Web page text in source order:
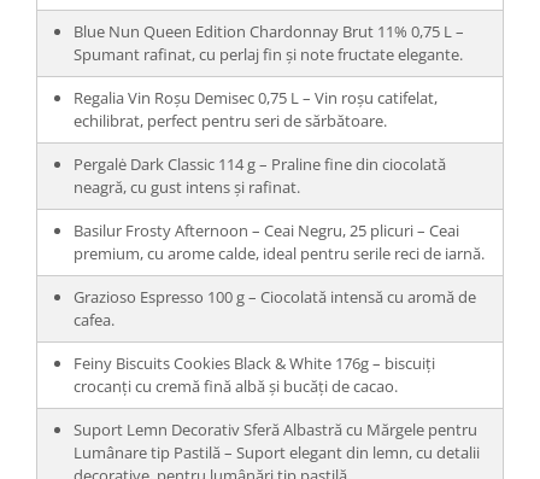
Blue Nun Queen Edition Chardonnay Brut 11% 0,75 L –
Spumant rafinat, cu perlaj fin și note fructate elegante.
Regalia Vin Roșu Demisec 0,75 L – Vin roșu catifelat,
echilibrat, perfect pentru seri de sărbătoare.
Pergalė Dark Classic 114 g – Praline fine din ciocolată
neagră, cu gust intens și rafinat.
Basilur Frosty Afternoon – Ceai Negru, 25 plicuri – Ceai
premium, cu arome calde, ideal pentru serile reci de iarnă.
Grazioso Espresso 100 g – Ciocolată intensă cu aromă de
cafea.
Feiny Biscuits Cookies Black & White 176g – biscuiți
crocanți cu cremă fină albă și bucăți de cacao.
Suport Lemn Decorativ Sferă Albastră cu Mărgele pentru
Lumânare tip Pastilă – Suport elegant din lemn, cu detalii